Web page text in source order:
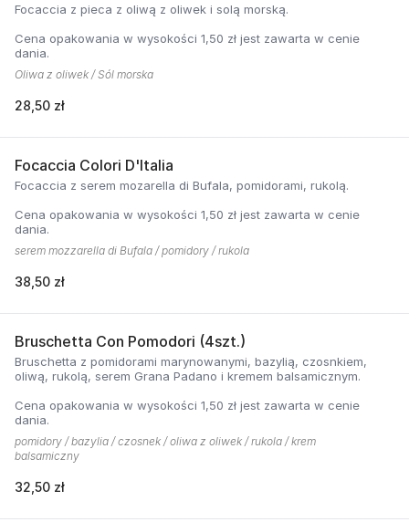
Focaccia z pieca z oliwą z oliwek i solą morską.
Cena opakowania w wysokości 1,50 zł jest zawarta w cenie
dania.
Oliwa z oliwek / Sól morska
28,50 zł
Focaccia Colori D'Italia
Focaccia z serem mozarella di Bufala, pomidorami, rukolą.
Cena opakowania w wysokości 1,50 zł jest zawarta w cenie
dania.
serem mozzarella di Bufala / pomidory / rukola
38,50 zł
Bruschetta Con Pomodori (4szt.)
Bruschetta z pomidorami marynowanymi, bazylią, czosnkiem,
oliwą, rukolą, serem Grana Padano i kremem balsamicznym.
Cena opakowania w wysokości 1,50 zł jest zawarta w cenie
dania.
pomidory / bazylia / czosnek / oliwa z oliwek / rukola / krem
balsamiczny
32,50 zł